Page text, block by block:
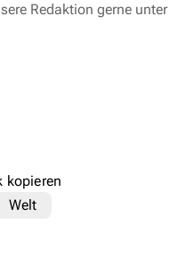
Redaktion gerne unter
kopieren
Welt